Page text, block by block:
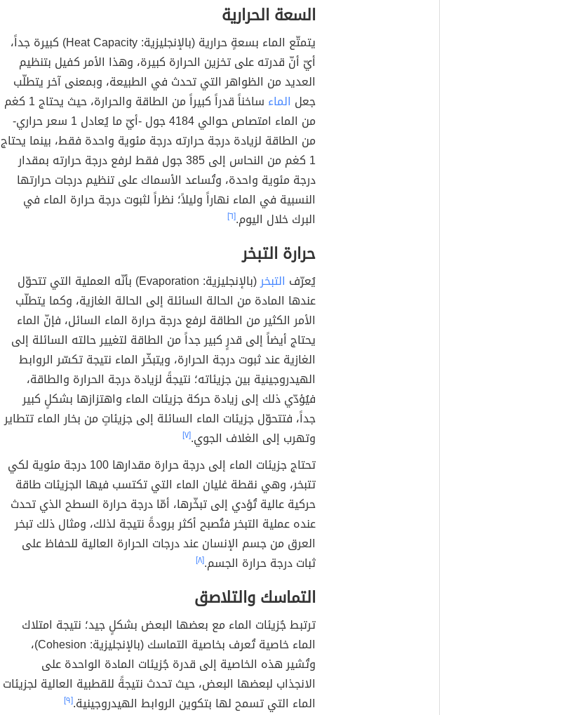
السعة الحرارية
يتمتّع الماء بسعةٍ حرارية (بالإنجليزية: Heat Capacity) كبيرة جداً،
أيّ أنّ قدرته على تخزين الحرارة كبيرة، وهذا الأمر كفيل بتنظيم
العديد من الظواهر التي تحدث في الطبيعة، وبمعنى آخر يتطلّب
جعل الماء
ساخناً قدراً كبيراً من الطاقة والحرارة، حيث يحتاج 1 كغم
من الماء امتصاص حوالي 4184 جول -أيّ ما يُعادل 1 سعر حراري-
من الطاقة لزيادة درجة حرارته درجة مئوية واحدة فقط، بينما يحتاج
1 كغم من النحاس إلى 385 جول فقط لرفع درجة حرارته بمقدار
درجة مئوية واحدة، وتُساعد الأسماك على تنظيم درجات حرارتها
النسبية في الماء نهاراً وليلاً؛ نظراً لثبوت درجة حرارة الماء في
البرك خلال اليوم.[٦]
حرارة التبخر
يُعرّف التبخر
(بالإنجليزية: Evaporation) بأنّه العملية التي تتحوّل
عندها المادة من الحالة السائلة إلى الحالة الغازية، وكما يتطلّب
الأمر الكثير من الطاقة لرفع درجة حرارة الماء السائل، فإنّ الماء
يحتاج أيضاً إلى قدرٍ كبير جداً من الطاقة لتغيير حالته السائلة إلى
الغازية عند ثبوت درجة الحرارة، ويتبخّر الماء نتيجة تكسّر الروابط
الهيدروجينية بين جزيئاته؛ نتيجةً لزيادة درجة الحرارة والطاقة،
فيُؤدّي ذلك إلى زيادة حركة جزيئات الماء واهتزازها بشكلٍ كبير
جداً، فتتحوّل جزيئات الماء السائلة إلى جزيئاتٍ من بخار الماء تتطاير
وتهرب إلى الغلاف الجوي.[٧]
تحتاج جزيئات الماء إلى درجة حرارة مقدارها 100 درجة مئوية لكي
تتبخر، وهي نقطة غليان الماء التي تكتسب فيها الجزيئات طاقة
حركية عالية تُؤدي إلى تبخّرها، أمّا درجة حرارة السطح الذي تحدث
عنده عملية التبخر فتُصبح أكثر برودةً نتيجة لذلك، ومثال ذلك تبخر
العرق من جسم الإنسان عند درجات الحرارة العالية للحفاظ على
ثبات درجة حرارة الجسم.[٨]
التماسك والتلاصق
ترتبط جُزيئات الماء مع بعضها البعض بشكلٍ جيد؛ نتيجة امتلاك
الماء خاصية تُعرف بخاصية التماسك (بالإنجليزية: Cohesion)،
وتُشير هذه الخاصية إلى قدرة جُزيئات المادة الواحدة على
الانجذاب لبعضها البعض، حيث تحدث نتيجةً للقطبية العالية لجزيئات
الماء التي تسمح لها بتكوين الروابط الهيدروجينية.[٩]